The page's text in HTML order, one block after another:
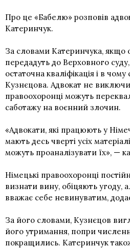
Про це «Бабелю» розповів
Катеринчук.
За словами Катеринчука, якщо
передадуть до Верховного
остаточна кваліфікація і в
Кузнєцова. Адвокат не
правоохоронці можуть
саботажу на воєнний злочин.
«Адвокати, які працюють у
мають десь чверті усіх
можуть проаналізувати їх», —
Німецькі правоохоронці
визнати вину, обіцяють угоду,
вважає себе невинуватим,
За його словами, Кузнєцов
його утримання, попри
покращились. Катеринчук